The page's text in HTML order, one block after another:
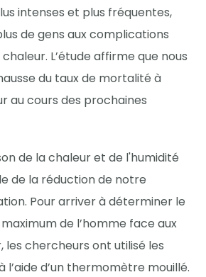
intenses et plus fréquentes,
de gens aux complications
L’étude affirme que nous
du taux de mortalité à
au cours des prochaines
de la chaleur et de l'humidité
de la réduction de notre
Pour arriver à déterminer le
de l’homme face aux
les chercheurs ont utilisé les
l’aide d’un thermomètre mouillé.